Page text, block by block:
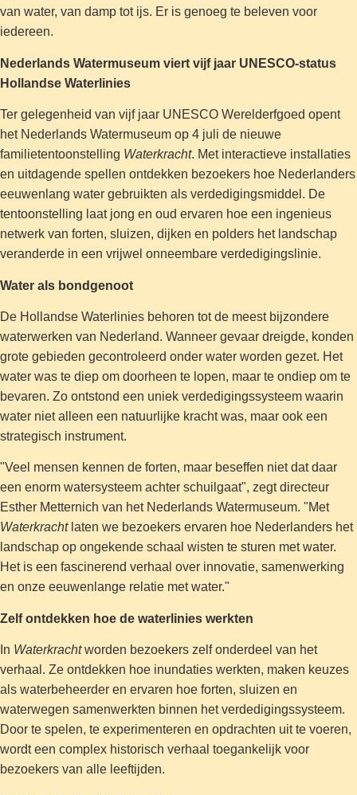
van water, van damp tot ijs. Er is genoeg te beleven voor
iedereen.
Nederlands Watermuseum viert vijf jaar UNESCO-status
Hollandse Waterlinies
Ter gelegenheid van vijf jaar UNESCO Werelderfgoed opent
het Nederlands Watermuseum op 4 juli de nieuwe
familietentoonstelling Waterkracht. Met interactieve installaties
en uitdagende spellen ontdekken bezoekers hoe Nederlanders
eeuwenlang water gebruikten als verdedigingsmiddel. De
tentoonstelling laat jong en oud ervaren hoe een ingenieus
netwerk van forten, sluizen, dijken en polders het landschap
veranderde in een vrijwel onneembare verdedigingslinie.
Water als bondgenoot
De Hollandse Waterlinies behoren tot de meest bijzondere
waterwerken van Nederland. Wanneer gevaar dreigde, konden
grote gebieden gecontroleerd onder water worden gezet. Het
water was te diep om doorheen te lopen, maar te ondiep om te
bevaren. Zo ontstond een uniek verdedigingssysteem waarin
water niet alleen een natuurlijke kracht was, maar ook een
strategisch instrument.
"Veel mensen kennen de forten, maar beseffen niet dat daar
een enorm watersysteem achter schuilgaat", zegt directeur
Esther Metternich van het Nederlands Watermuseum. "Met
Waterkrachtlaten we bezoekers ervaren hoe Nederlanders het
landschap op ongekende schaal wisten te sturen met water.
Het is een fascinerend verhaal over innovatie, samenwerking
en onze eeuwenlange relatie met water."
Zelf ontdekken hoe de waterlinies werkten
In Waterkrachtworden bezoekers zelf onderdeel van het
verhaal. Ze ontdekken hoe inundaties werkten, maken keuzes
als waterbeheerder en ervaren hoe forten, sluizen en
waterwegen samenwerkten binnen het verdedigingssysteem.
Door te spelen, te experimenteren en opdrachten uit te voeren,
wordt een complex historisch verhaal toegankelijk voor
bezoekers van alle leeftijden.